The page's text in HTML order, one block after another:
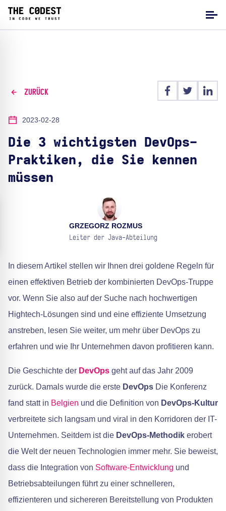
ZURÜCK
2023-02-28
Die 3 wichtigsten DevOps-
Praktiken, die Sie kennen
müssen
GRZEGORZ ROZMUS
Leiter der Java-Abteilung
In diesem Artikel stellen wir Ihnen drei goldene Regeln für
einen effektiven Betrieb der kombinierten DevOps-Truppe
vor. Wenn Sie also auf der Suche nach hochwertigen
Hightech-Lösungen sind und eine effiziente Umsetzung
anstreben, lesen Sie weiter, um mehr über DevOps zu
erfahren und wie Ihr Unternehmen davon profitieren kann.
Die Geschichte der DevOps geht auf das Jahr 2009
zurück. Damals wurde die erste DevOps Die Konferenz
fand statt in Belgien und die Definition von DevOps-Kultur
verbreitete sich langsam und viral in den Korridoren der IT-
Unternehmen. Seitdem ist die DevOps-Methodik erobert
die Welt der neuen Technologien immer mehr. Sie beweist,
dass die Integration von Software-Entwicklung und
Betriebsabteilungen führt zu einer schnelleren,
effizienteren und sichereren Bereitstellung von Produkten